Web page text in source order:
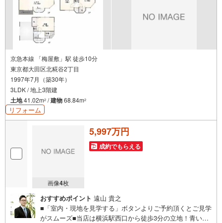
京急本線 「梅屋敷」駅 徒歩10分
東京都大田区北糀谷2丁目
1997年7月（築30年）
3LDK / 地上3階建
土地41.02m2 /建物68.84m2
リフォーム
画像4枚
5,997万円
成約でもらえる
おすすめポイント 遠山 貴之
■「室内・現地を見学する」ボタンよりご予約頂くとご見学
がスムーズ■当店は横浜駅西口から徒歩3分の立地！青い看